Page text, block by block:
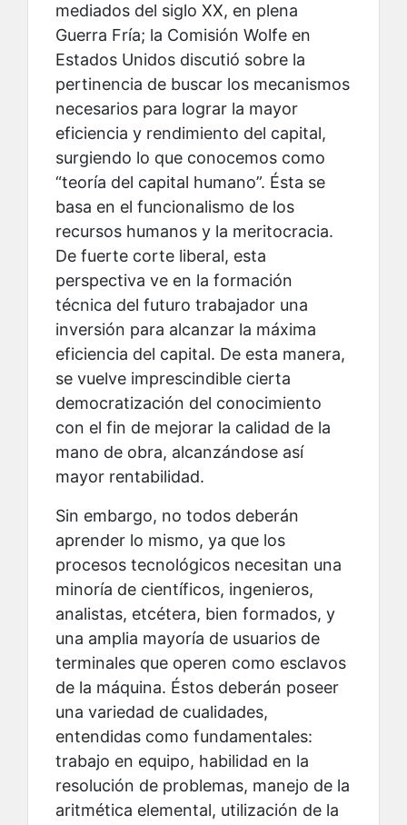
mediados del siglo XX, en plena
Guerra Fría; la Comisión Wolfe en
Estados Unidos discutió sobre la
pertinencia de buscar los mecanismos
necesarios para lograr la mayor
eficiencia y rendimiento del capital,
surgiendo lo que conocemos como
“teoría del capital humano”. Ésta se
basa en el funcionalismo de los
recursos humanos y la meritocracia.
De fuerte corte liberal, esta
perspectiva ve en la formación
técnica del futuro trabajador una
inversión para alcanzar la máxima
eficiencia del capital. De esta manera,
se vuelve imprescindible cierta
democratización del conocimiento
con el fin de mejorar la calidad de la
mano de obra, alcanzándose así
mayor rentabilidad.
Sin embargo, no todos deberán
aprender lo mismo, ya que los
procesos tecnológicos necesitan una
minoría de científicos, ingenieros,
analistas, etcétera, bien formados, y
una amplia mayoría de usuarios de
terminales que operen como esclavos
de la máquina. Éstos deberán poseer
una variedad de cualidades,
entendidas como fundamentales:
trabajo en equipo, habilidad en la
resolución de problemas, manejo de la
aritmética elemental, utilización de la